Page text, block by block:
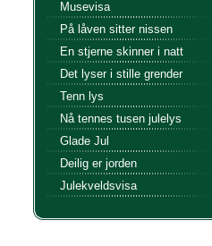
Musevisa
På låven sitter nissen
En stjerne skinner i natt
Det lyser i stille grender
Tenn lys
Nå tennes tusen julelys
Glade Jul
Deilig er jorden
Julekveldsvisa